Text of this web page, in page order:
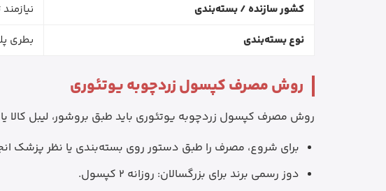
کشور سازنده / بسته‌بندی
نوع بسته‌بندی
بطری
روش مصرف کپسول زردچوبه یوتئوری
روش مصرف کپسول زردچوبه یوتئوری باید طبق بروشور، لیبل کالا یا
برای شروع، مصرف را طبق دستور روی بسته‌بندی یا نظر پزشک
دوز رسمی برند برای بزرگسالان: روزانه 2 کپسول.